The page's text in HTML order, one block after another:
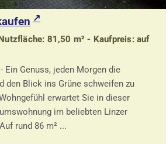
81,50 m² - Kaufpreis: auf
Ein Genuss, jeden Morgen die
den Blick ins Grüne schweifen zu
erwartet Sie in dieser
im beliebten Linzer
rund 86 m² ...